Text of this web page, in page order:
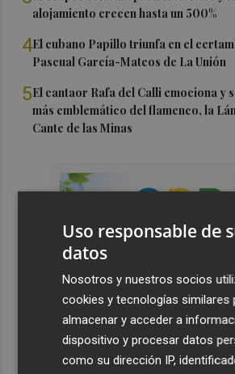
alojamiento crecen hasta un 500%
4El cubano Papillo triunfa en el
Pascual García-Mateos de La Unión
5El cantaor Rafa del Calli emociona y
más emblemático del flamenco, la
Cante de las Minas
Uso responsable de
datos
Nosotros y nuestros socios
cookies y tecnologías similares
almacenar y acceder a
dispositivo y procesar datos
como su dirección IP,